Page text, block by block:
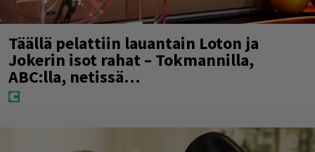
Täällä pelattiin lauantain Loton ja
Jokerin isot rahat – Tokmannilla,
ABC:lla, netissä…